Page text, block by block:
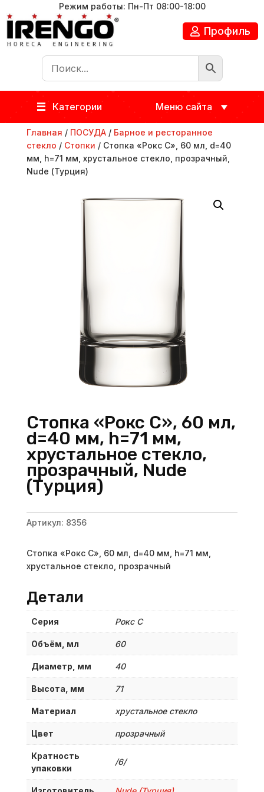
Режим работы: Пн-Пт 08:00-18:00
Профиль
Категории Меню сайта
Главная / ПОСУДА/ Барное и ресторанное
стекло / Стопки / Стопка «Рокс C», 60 мл, d=40
мм, h=71 мм, хрустальное стекло, прозрачный,
Nude (Турция)
Стопка «Рокс C», 60 мл,
d=40 мм, h=71 мм,
хрустальное стекло,
прозрачный, Nude
(Турция)
Артикул: 8356
Стопка «Рокс C», 60 мл, d=40 мм, h=71 мм,
хрустальное стекло, прозрачный
Детали
Серия Рокс C
Объём, мл 60
Диаметр, мм 40
Высота, мм 71
Материал хрустальное стекло
Цвет прозрачный
Кратность
упаковки
/6/